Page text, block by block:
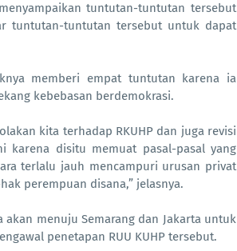
tuntutan-tuntutan tersebut
tuntutan-tuntutan tersebut untuk dapat
memberi empat tuntutan karena ia
kebebasan berdemokrasi.
kita terhadap RKUHP dan juga revisi
karena disitu memuat pasal-pasal yang
terlalu jauh mencampuri urusan privat
perempuan disana,” jelasnya.
menuju Semarang dan Jakarta untuk
penetapan RUU KUHP tersebut.